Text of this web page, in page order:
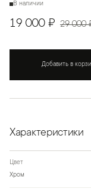
В наличии
19 000 ₽ 29 000
Добавить в
Характеристики
Цвет
Хром